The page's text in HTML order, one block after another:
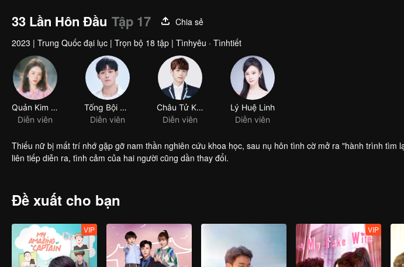
33 Lần Hôn Đầu Tập 17
Chia sẻ
2023 | Trung Quốc đại lục | Trọn bộ 18 tập | Tìnhyêu · Tìnhtiết
Quản Kim Lân
Diễn viên
Tống Bội Trạch
Diễn viên
Châu Tử Kiệt
Diễn viên
Lý Huệ Linh
Diễn viên
Thiếu nữ bị mất trí nhớ gặp gỡ nam thần nghiên cứu khoa học, sau nụ hôn tình cờ mở ra "hành trình tìm
liên tiếp diễn ra, tình cảm của hai người cũng dần thay đổi.
Đề xuất cho bạn
VIP VIP